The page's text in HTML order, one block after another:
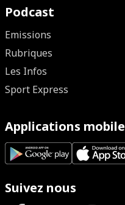
Podcast
Emissions
Rubriques
Les Infos
Sport Express
Applications mobile
Suivez nous